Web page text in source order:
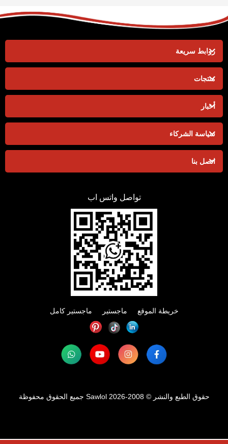
روابط سريعة
منتجات
أخبار
سياسة الشركاء
اتصل بنا
تواصل واتس اب
خريطة الموقع ماجستير ماجستير كامل
حقوق الطبع والنشر © 2008-2026 Sawlol جميع الحقوق محفوظة